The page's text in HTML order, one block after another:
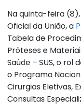
Na quinta-feira
Oficial da União, a
Tabela de
Próteses e
Saúde – SUS, o
o Programa
Cirurgias Eletivas,
Consultas